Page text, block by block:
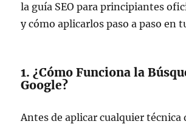
la guía SEO para principiantes
y cómo aplicarlos paso a paso en
1. ¿Cómo Funciona la
Google?
Antes de aplicar cualquier técnica